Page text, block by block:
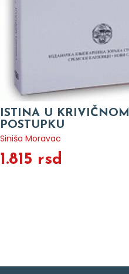
ISTINA U KRIVIČNOM
POSTUPKU
Siniša Moravac
1.815 rsd